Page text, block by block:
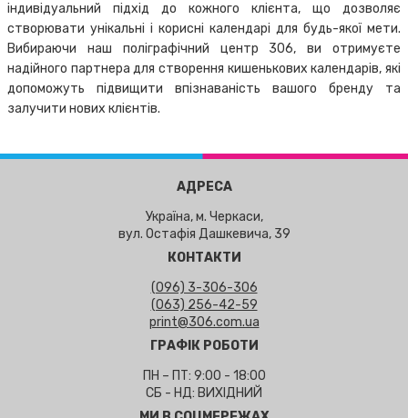
індивідуальний підхід до кожного клієнта, що дозволяє
створювати унікальні і корисні календарі для будь-якої мети.
Вибираючи наш поліграфічний центр 306, ви отримуєте
надійного партнера для створення кишенькових календарів, які
допоможуть підвищити впізнаваність вашого бренду та
залучити нових клієнтів.
АДРЕСА
Україна, м. Черкаси,
вул. Остафія Дашкевича, 39
КОНТАКТИ
(096) 3-306-306
(063) 256-42-59
print@306.com.ua
ГРАФІК РОБОТИ
ПН – ПТ: 9:00 - 18:00
СБ - НД: ВИХІДНИЙ